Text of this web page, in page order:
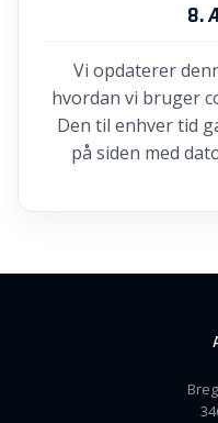
8.
Vi opdaterer
hvordan vi bruger
Den til enhver tid
på siden med